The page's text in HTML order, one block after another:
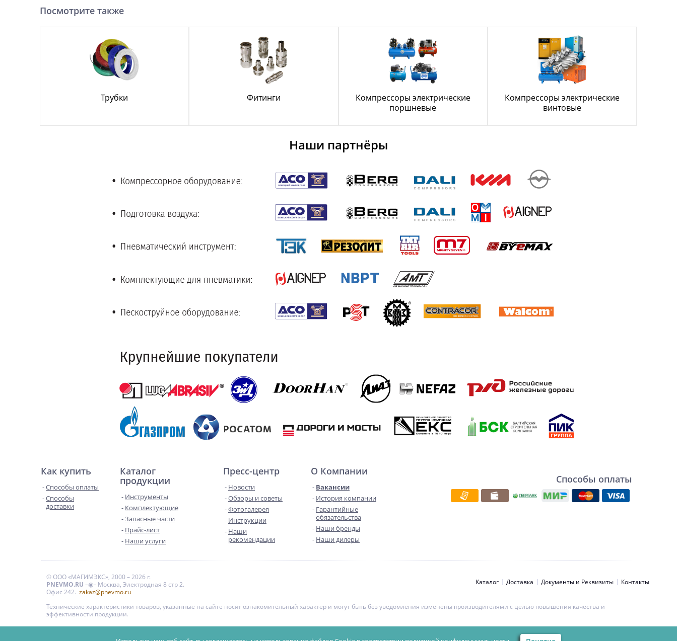
Посмотрите также
Трубки Фитинги
Компрессоры электрические
поршневые
Компрессоры электрические
винтовые
Наши партнёры
Как купить
Способы оплаты
Способы
доставки
Каталог
продукции
Инструменты
Комплектующие
Запасные части
Прайс-лист
Наши услуги
Пресс-центр
Новости
Обзоры и советы
Фотогалерея
Инструкции
Наши
рекомендации
О Компании
Вакансии
История компании
Гарантийные
обязательства
Наши бренды
Наши дилеры
Способы оплаты
© ООО «МАГИМЭКС», 2000 – 2026 г.
PNEVMO.RU –◉– Москва, Электродная 8 стр 2.
Офис 242. zakaz@pnevmo.ru
Каталог Доставка Документы и Реквизиты Контакты
Технические характеристики товаров, указанные на сайте носят ознакомительный характер и могут быть без уведомления изменены производителями с целью повышения качества и
эффективности продукции.
Цены на сайте даны для справки и не являются публичной офертой. Уточняйте цены у менеджеров. Политика конфиденциальности персональных данных.